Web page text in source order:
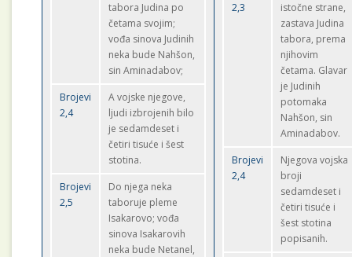
tabora Judina po
četama svojim;
vođa sinova Judinih
neka bude Nahšon,
sin Aminadabov;
Brojevi
2,4
A vojske njegove,
ljudi izbrojenih bilo
je sedamdeset i
četiri tisuće i šest
stotina.
Brojevi
2,5
Do njega neka
taboruje pleme
Isakarovo; vođa
sinova Isakarovih
neka bude Netanel,
2,3
istočne strane,
zastava Judina
tabora, prema
njihovim
četama. Glavar
je Judinih
potomaka
Nahšon, sin
Aminadabov.
Brojevi
2,4
Njegova vojska
broji
sedamdeset i
četiri tisuće i
šest stotina
popisanih.